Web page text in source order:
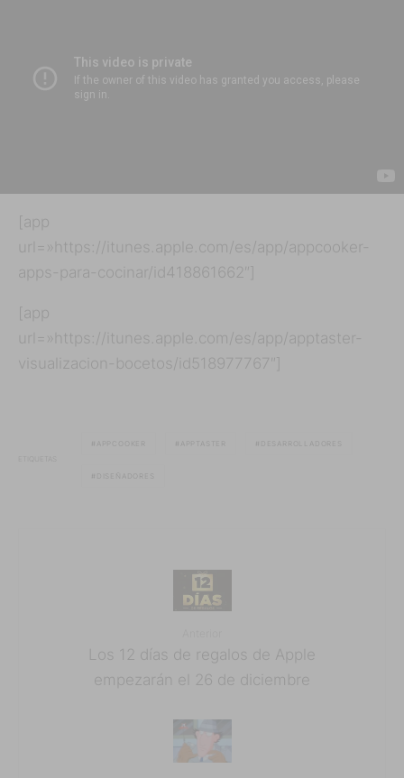
[app
url=»https://itunes.apple.com/es/app/appcooker-
apps-para-cocinar/id418861662″]
[app
url=»https://itunes.apple.com/es/app/apptaster-
visualizacion-bocetos/id518977767″]
ETIQUETAS
APPCOOKER APPTASTER DESARROLLADORES
DISEÑADORES
Los 12 días de regalos de Apple
empezarán el 26 de diciembre